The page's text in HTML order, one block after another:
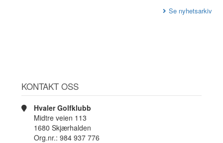
Se nyhetsarkiv
KONTAKT OSS
Hvaler Golfklubb
Midtre veien 113
1680 Skjærhalden
Org.nr.: 984 937 776